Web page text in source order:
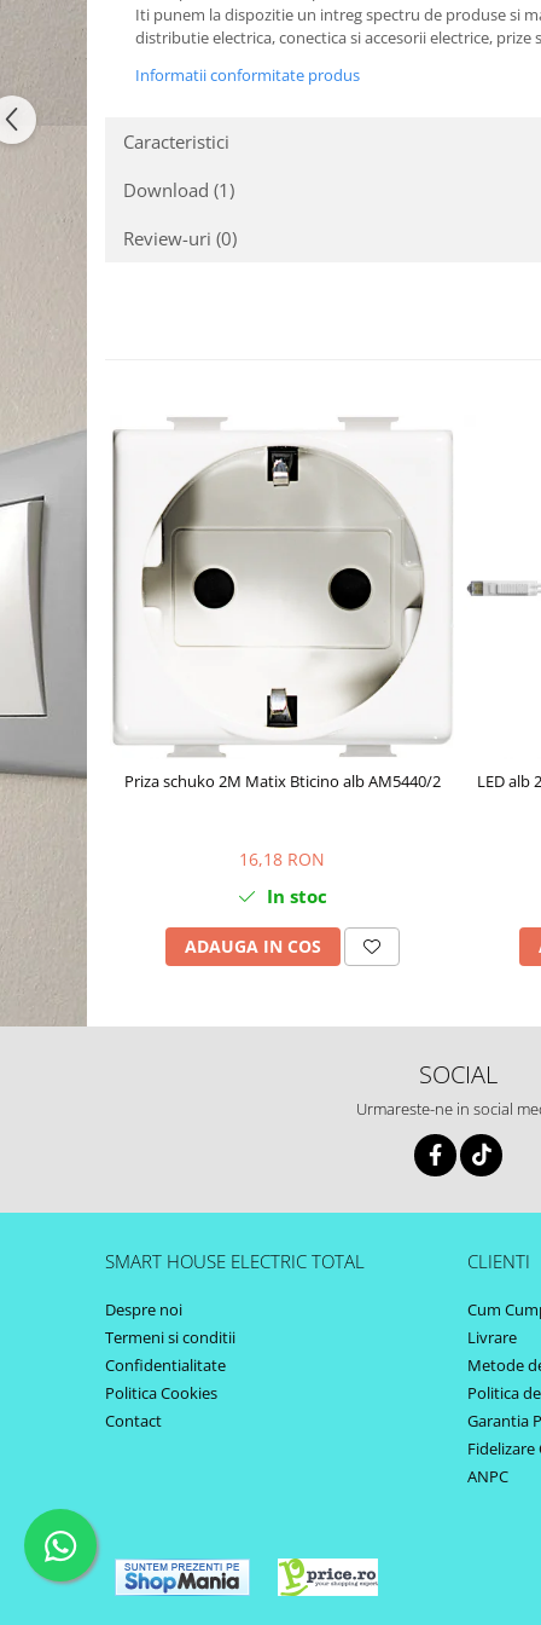
Iti punem la dispozitie un intreg spectru de produse si
distributie electrica, conectica si accesorii electrice,
Informatii conformitate produs
Caracteristici
Download (1)
Review-uri (0)
Priza schuko 2M Matix Bticino alb AM5440/2
16,18 RON
In stoc
ADAUGA IN COS
LED alb
SOCIAL
Urmareste-ne in social
SMART HOUSE ELECTRIC TOTAL
Despre noi
Termeni si conditii
Confidentialitate
Politica Cookies
Contact
CLIENTI
Cum
Livrare
Metode
Politica
Garantia
Fidelizare
ANPC